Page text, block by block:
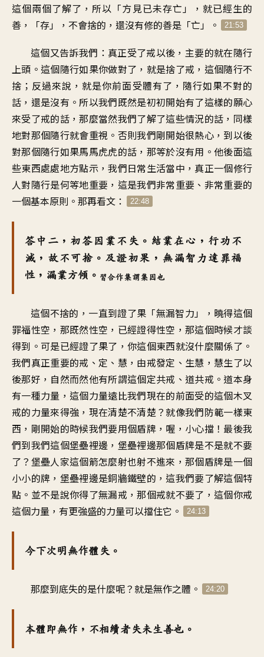
這個兩個了解了，所以「方見已未存亡」，就已經生的
善，「存」，不會捨的，還沒有修的善是「亡」。
21:53
這個又告訴我們：真正受了戒以後，主要的就在隨行
上頭。這個隨行如果你做對了，就是捨了戒，這個隨行不
捨；反過來說，就是你前面受體有了，隨行如果不對的
話，還是沒有。所以我們既然是初初開始有了這樣的願心
來受了戒的話，那麼當然我們了解了這些情況的話，同樣
地對那個隨行就會重視。否則我們剛開始很熱心，到以後
對那個隨行如果馬馬虎虎的話，那等於沒有用。他後面這
些東西處處地方點示，我們日常生活當中，真正一個修行
人對隨行是何等地重要，這是我們非常重要、非常重要的
一個基本原則。那再看文：
22:48
答中二，初答因業不失。結業在心，行功不
滅，故不可捨。及證初果，無漏智力達罪福
性，漏業方傾。 習合作集謂集因也
這個不捨的，一直到證了果「無漏智力」，曉得這個
罪福性空，那既然性空，已經證得性空，那這個時候才談
得到。可是已經證了果了，你這個東西就沒什麼關係了。
我們真正重要的戒、定、慧，由戒發定、生慧，慧生了以
後那好，自然而然他有所謂這個定共戒、道共戒。道本身
有一種力量，這個力量遠比我們現在的前面受的這個木叉
戒的力量來得強，現在清楚不清楚？就像我們防範一樣東
西，剛開始的時候我們要用個盾牌，喔，小心擋！最後我
們到我們這個堡壘裡邊，堡壘裡邊那個盾牌是不是就不要
了？堡壘人家這個箭怎麼射也射不進來，那個盾牌是一個
小小的牌，堡壘裡邊是銅牆鐵壁的，這我們要了解這個特
點。並不是說你得了無漏戒，那個戒就不要了，這個你戒
這個力量，有更強盛的力量可以擋住它。
24:13
今下次明無作體失。
那麼到底失的是什麼呢？就是無作之體。 24:20
本體即無作，不相續者失未生善也。